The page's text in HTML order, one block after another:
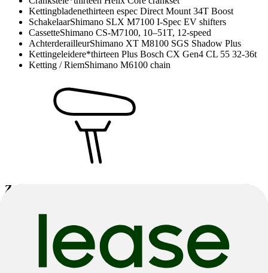
Kettingbladenethirteen espec Direct Mount 34T Boost
SchakelaarShimano SLX M7100 I-Spec EV shifters
CassetteShimano CS-M7100, 10–51T, 12-speed
AchterderailleurShimano XT M8100 SGS Shadow Plus
Kettingeleidere*thirteen Plus Bosch CX Gen4 CL 55 32-36t
Ketting / RiemShimano M6100 chain
Zadel
Zadel
Zadelpen Remote
Shimano SL-MT500 I-Spec EV
Zadelpen OC Mountain Control MC22 dropper seatpost, 31.6
mm diameter